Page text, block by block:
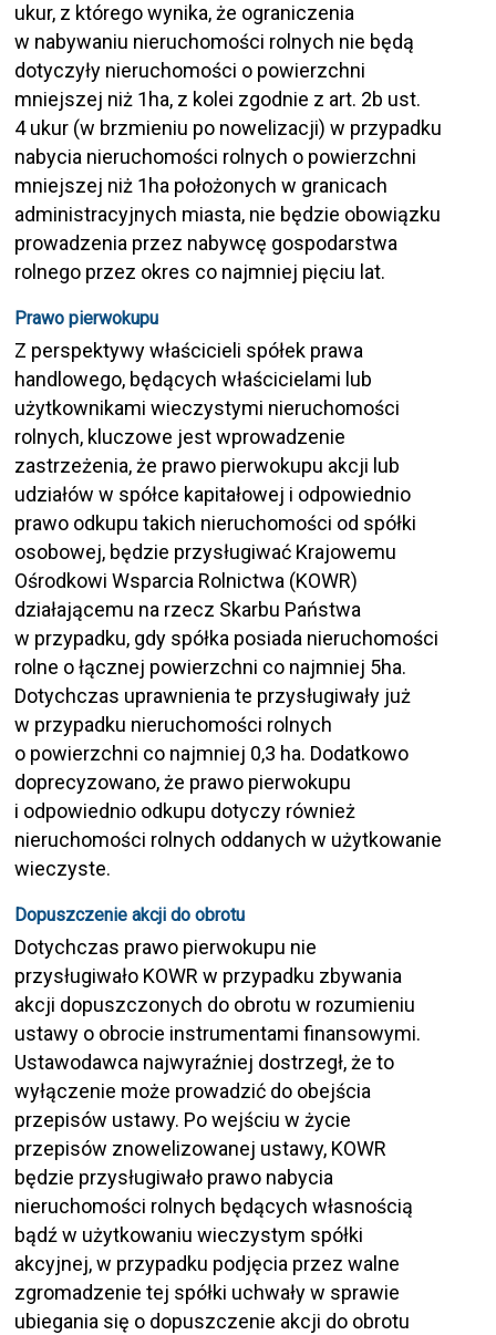
ukur, z którego wynika, że ograniczenia
w nabywaniu nieruchomości rolnych nie będą
dotyczyły nieruchomości o powierzchni
mniejszej niż 1ha, z kolei zgodnie z art. 2b ust.
4 ukur (w brzmieniu po nowelizacji) w przypadku
nabycia nieruchomości rolnych o powierzchni
mniejszej niż 1ha położonych w granicach
administracyjnych miasta, nie będzie obowiązku
prowadzenia przez nabywcę gospodarstwa
rolnego przez okres co najmniej pięciu lat.
Prawo pierwokupu
Z perspektywy właścicieli spółek prawa
handlowego, będących właścicielami lub
użytkownikami wieczystymi nieruchomości
rolnych, kluczowe jest wprowadzenie
zastrzeżenia, że prawo pierwokupu akcji lub
udziałów w spółce kapitałowej i odpowiednio
prawo odkupu takich nieruchomości od spółki
osobowej, będzie przysługiwać Krajowemu
Ośrodkowi Wsparcia Rolnictwa (KOWR)
działającemu na rzecz Skarbu Państwa
w przypadku, gdy spółka posiada nieruchomości
rolne o łącznej powierzchni co najmniej 5ha.
Dotychczas uprawnienia te przysługiwały już
w przypadku nieruchomości rolnych
o powierzchni co najmniej 0,3 ha. Dodatkowo
doprecyzowano, że prawo pierwokupu
i odpowiednio odkupu dotyczy również
nieruchomości rolnych oddanych w użytkowanie
wieczyste.
Dopuszczenie akcji do obrotu
Dotychczas prawo pierwokupu nie
przysługiwało KOWR w przypadku zbywania
akcji dopuszczonych do obrotu w rozumieniu
ustawy o obrocie instrumentami finansowymi.
Ustawodawca najwyraźniej dostrzegł, że to
wyłączenie może prowadzić do obejścia
przepisów ustawy. Po wejściu w życie
przepisów znowelizowanej ustawy, KOWR
będzie przysługiwało prawo nabycia
nieruchomości rolnych będących własnością
bądź w użytkowaniu wieczystym spółki
akcyjnej, w przypadku podjęcia przez walne
zgromadzenie tej spółki uchwały w sprawie
ubiegania się o dopuszczenie akcji do obrotu